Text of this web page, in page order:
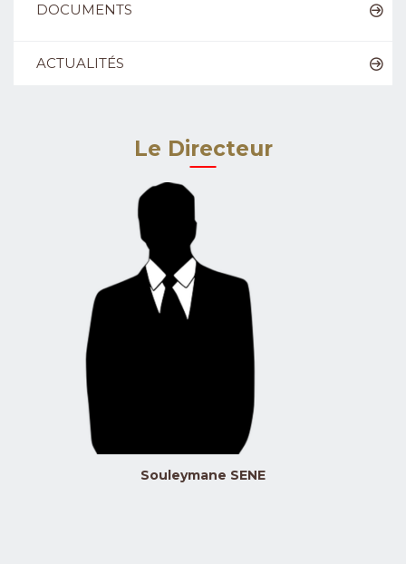
DOCUMENTS
ACTUALITÉS
Le Directeur
Souleymane SENE